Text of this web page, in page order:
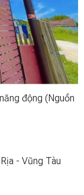
động (Nguồn
- Vũng Tàu